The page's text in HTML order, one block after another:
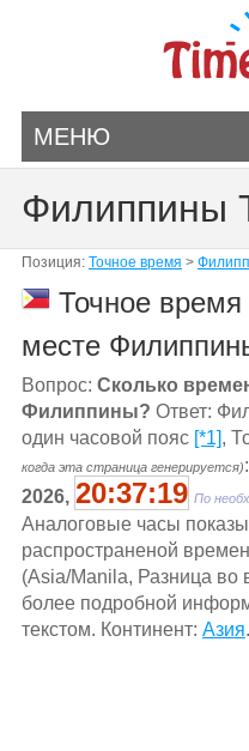
МЕНЮ
Филиппины
Позиция: Точное время >
Точное время
месте
Вопрос: Сколько
Филиппины? Ответ:
один часовой пояс [*1],
когда эта страница генерируется):
2026, 20:37:19 По
Aналоговые часы
распространеной
(Asia/Manila, Разница во
более подробной
текстом. Континент: Азия.